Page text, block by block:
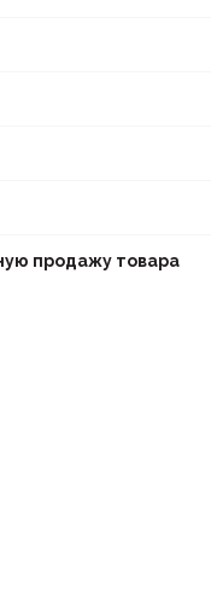
продажу товара